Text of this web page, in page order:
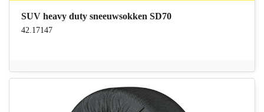
SUV heavy duty sneeuwsokken SD70
42.17147